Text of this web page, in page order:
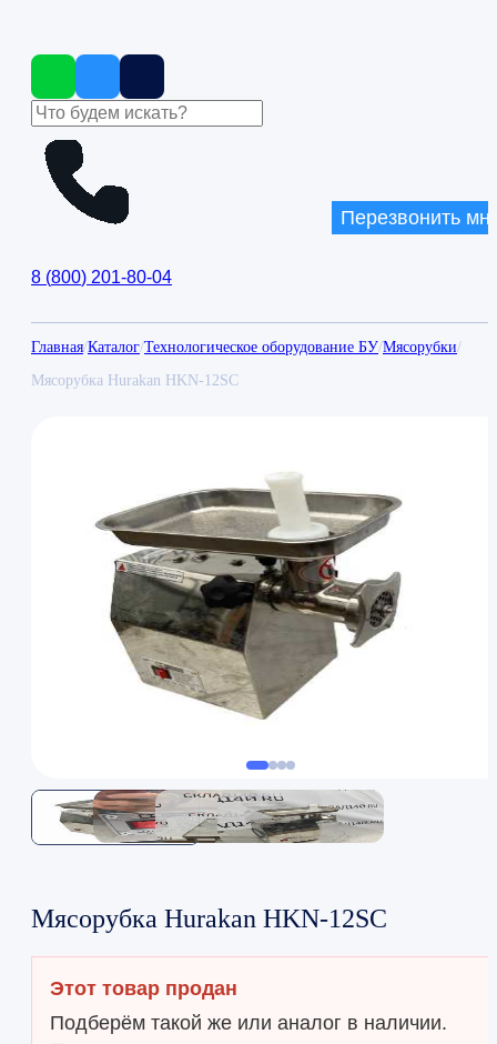
8 (800) 201-80-04
Перезвонить
Главная/Каталог/Технологическое оборудование БУ/Мясорубки/
Мясорубка Hurakan HKN-12SС
Мясорубка Hurakan HKN-12SС
Этот товар продан
Подберём такой же или аналог в наличии.